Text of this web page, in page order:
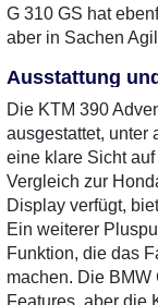
G 310 GS hat
aber in Sachen
Ausstattung
Die KTM 390
ausgestattet, unter
eine klare Sicht
Vergleich zur
Display verfügt,
Ein weiterer
Funktion, die das
machen. Die BMW
Features, aber die